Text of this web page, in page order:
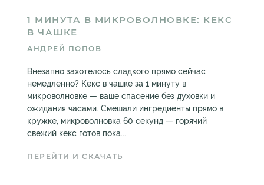
1 МИНУТА В МИКРОВОЛНОВКЕ: КЕКС
В ЧАШКЕ
АНДРЕЙ ПОПОВ
Внезапно захотелось сладкого прямо сейчас
немедленно? Кекс в чашке за 1 минуту в
микроволновке — ваше спасение без духовки и
ожидания часами. Смешали ингредиенты прямо в
кружке, микроволновка 60 секунд — горячий
свежий кекс готов пока...
ПЕРЕЙТИ И СКАЧАТЬ